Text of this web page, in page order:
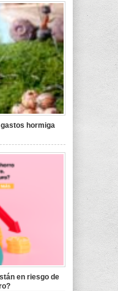
hormiga
en riesgo de